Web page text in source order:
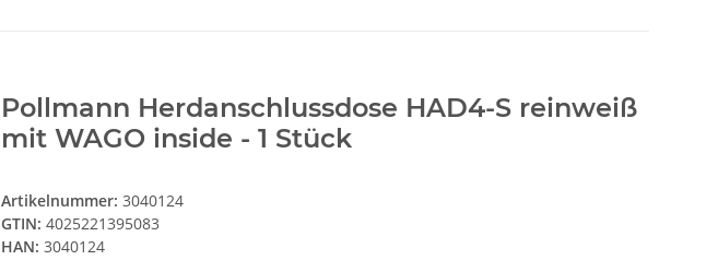
Pollmann Herdanschlussdose HAD4-S reinweiß
mit WAGO inside - 1 Stück
Artikelnummer: 3040124
GTIN: 4025221395083
HAN: 3040124